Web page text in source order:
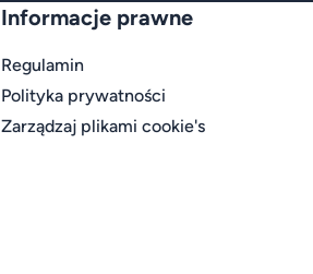
Informacje prawne
Regulamin
Polityka prywatności
Zarządzaj plikami cookie's